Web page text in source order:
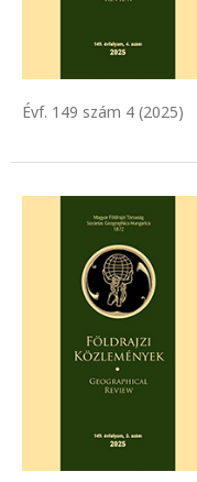
Évf. 149 szám 4 (2025)